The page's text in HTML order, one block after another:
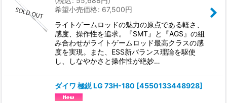
希望小売価格: 67,500円
ライトゲームロッドの魅力の原点である軽さ、
感度、操作性を追求。『SMT』と『AGS』の組
み合わせがライトゲームロッド最高クラスの感
度を実現。また、ESS新バランス理論を駆使
し、しなやかさと操作性が絶妙…
ダイワ 極鋭 LG 73H-180 [4550133448928]